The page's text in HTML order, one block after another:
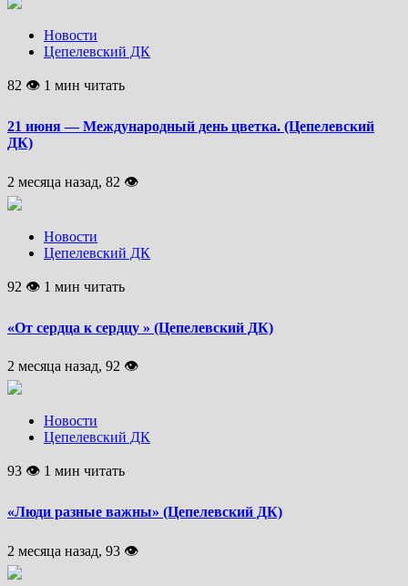
Новости
Цепелевский ДК
82 👁 1 мин читать
21 июня — Международный день цветка. (Цепелевский
ДК)
2 месяца назад, 82 👁
Новости
Цепелевский ДК
92 👁 1 мин читать
«От сердца к сердцу » (Цепелевский ДК)
2 месяца назад, 92 👁
Новости
Цепелевский ДК
93 👁 1 мин читать
«Люди разные важны» (Цепелевский ДК)
2 месяца назад, 93 👁